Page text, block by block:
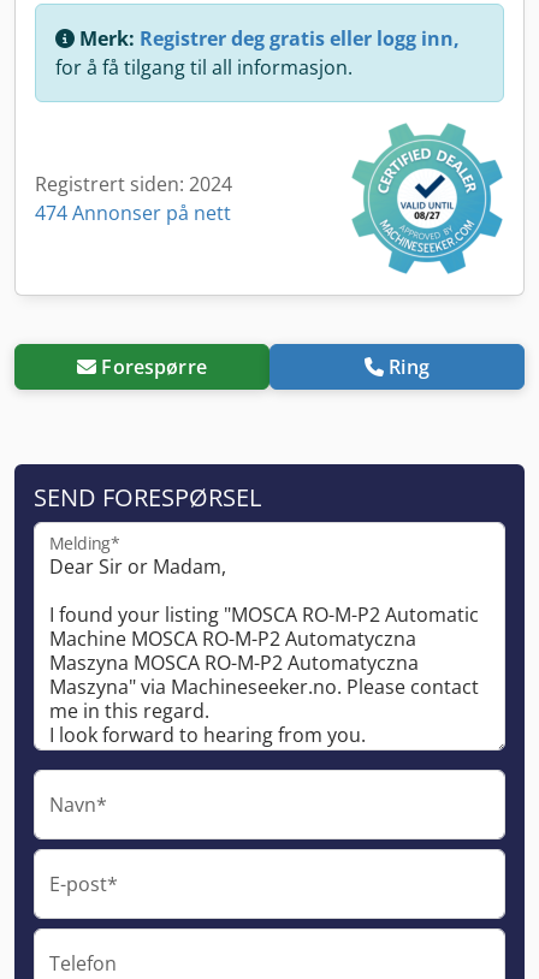
Merk: Registrer deg gratis eller logg inn,
for å få tilgang til all informasjon.
Registrert siden: 2024
474 Annonser på nett
Forespørre Ring
SEND FORESPØRSEL
Melding*
Navn*
E-post*
Telefon